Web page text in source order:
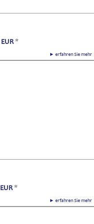
► erfahren Sie
EUR *
► erfahren Sie
EUR *